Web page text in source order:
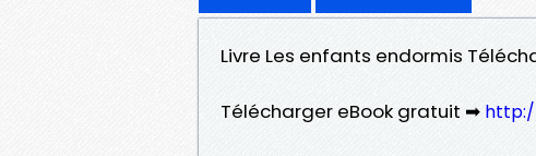
Livre Les enfants endormis
Télécharger eBook gratuit ➡